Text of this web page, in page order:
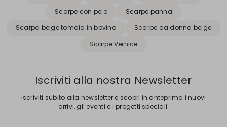
Scarpe con pelo
Scarpe panna
Scarpa beige tomaia in bovino
Scarpe da donna beige
Scarpe Vernice
Iscriviti alla nostra Newsletter
Iscriviti subito alla newsletter e scopri in anteprima i nuovi
arrivi, gli eventi e i progetti speciali.